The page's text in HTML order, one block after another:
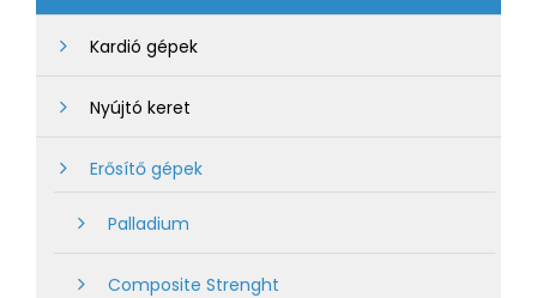
Kardió gépek
Nyújtó keret
Erősítő gépek
Palladium
Composite Strenght